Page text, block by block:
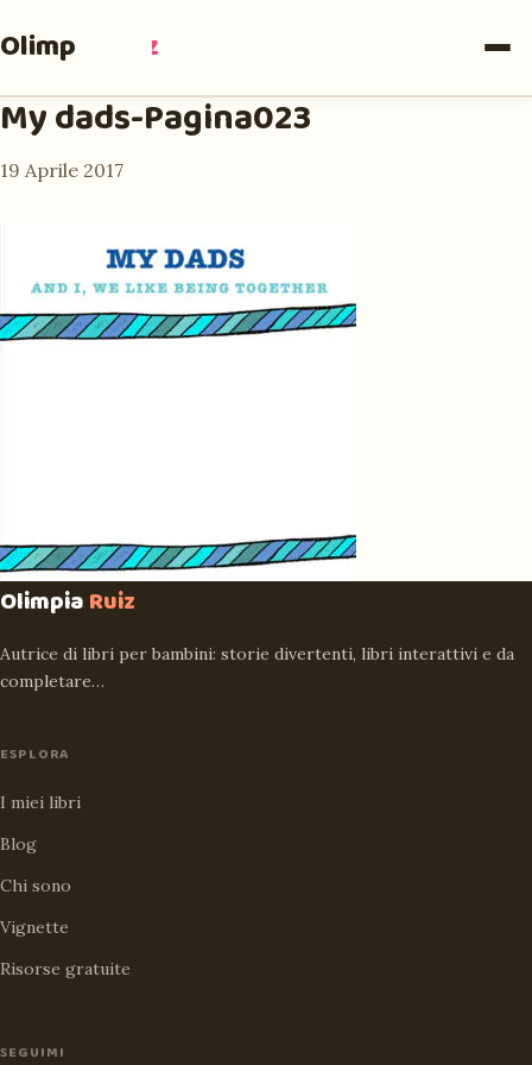
Olimpia Ruiz
My dads-Pagina023
19 Aprile 2017
OlimpiaRuiz
Autrice di libri per bambini: storie divertenti, libri interattivi e da
completare…
ESPLORA
I miei libri
Blog
Chi sono
Vignette
Risorse gratuite
SEGUIMI